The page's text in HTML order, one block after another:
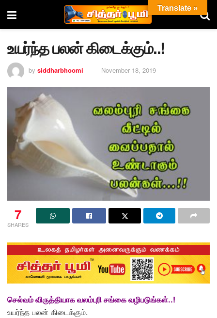
உயர்ந்த பலன் கிடைக்கும்..!
by siddharbhoomi November 18, 2019
7
SHARES
செல்வம் விருத்தியாக வலம்புரி சங்கை வழிபடுங்கள்..!
உயர்ந்த பலன் கிடைக்கும்.
Translate »